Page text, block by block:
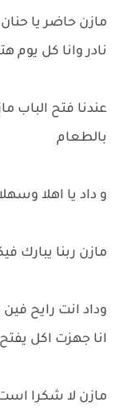
مازن حاضر يا
نادر وانا كل
عندنا فتح الباب
بالطعام
و داد يا اهلا وسهلا
مازن ربنا يبارك
وداد انت رايح
انا جهزت اكل
مازن لا شكرا است